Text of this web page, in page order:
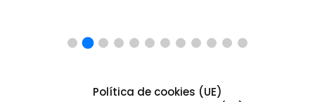
Política de cookies (UE)